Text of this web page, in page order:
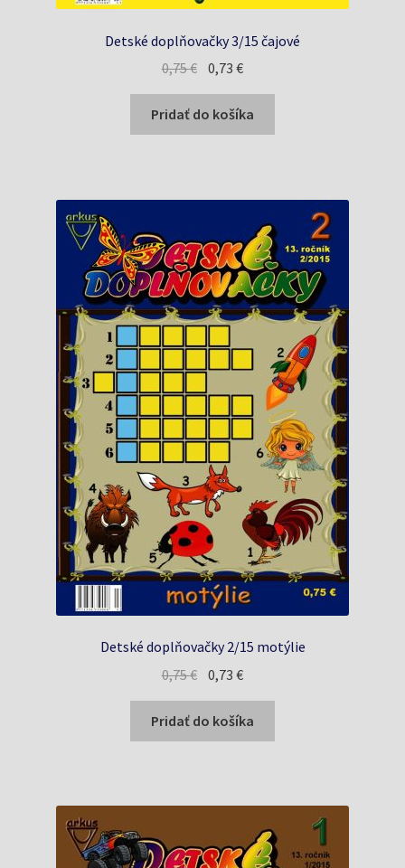
Detské doplňovačky 3/15 čajové
0,75€ Pôvodná
cena
bola:
0,75 €.
0,73€Aktuálna
cena
je:
0,73 €.
Pridať do košíka
Detské doplňovačky 2/15 motýlie
0,75€ Pôvodná
cena
bola:
0,75 €.
0,73€Aktuálna
cena
je:
0,73 €.
Pridať do košíka